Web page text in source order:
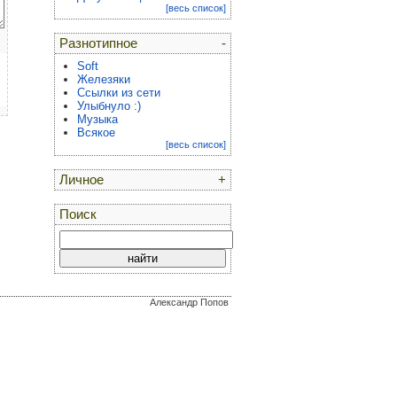
[весь список]
-
Разнотипное
Soft
Железяки
Ссылки из сети
Улыбнуло :)
Музыка
Всякое
[весь список]
+
Личное
Поиск
Александр Попов